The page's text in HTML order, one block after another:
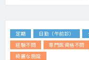
定期 日勤（午前診）
経験不問
専門医資格不問
綺麗な施設